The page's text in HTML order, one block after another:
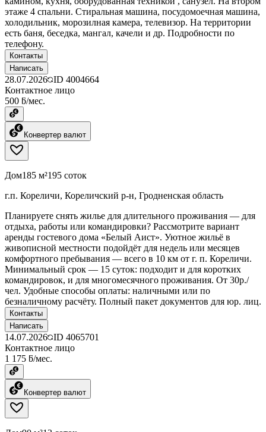
этаже 4 спальни. Стиральная машина, посудомоечная машина,
холодильник, морозилная камера, телевизор. На территории
есть баня, беседка, мангал, качели и др. Подробности по
телефону.
Контакты
Написать
28.07.2026 ID 4004664
Контактное лицо
500 ƃ/мес.
Конвертер валют
Дом185 м²195 соток
г.п. Кореличи, Кореличский р-н, Гродненская область
Планируете снять жилье для длительного проживания — для
отдыха, работы или командировки? Рассмотрите вариант
аренды гостевого дома «Белый Аист». Уютное жильё в
живописной местности подойдёт для недель или месяцев
комфортного пребывания — всего в 10 км от г. п. Кореличи.
Минимальный срок — 15 суток: подходит и для коротких
командировок, и для многомесячного проживания. От 30р./
чел. Удобные способы оплаты: наличными или по
безналичному расчёту. Полный пакет документов для юр. лиц.
Контакты
Написать
14.07.2026 ID 4065701
Контактное лицо
1 175 ƃ/мес.
Конвертер валют